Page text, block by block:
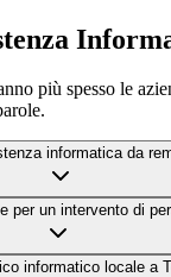
più spesso le
informatica da
per un intervento di
informatico locale a